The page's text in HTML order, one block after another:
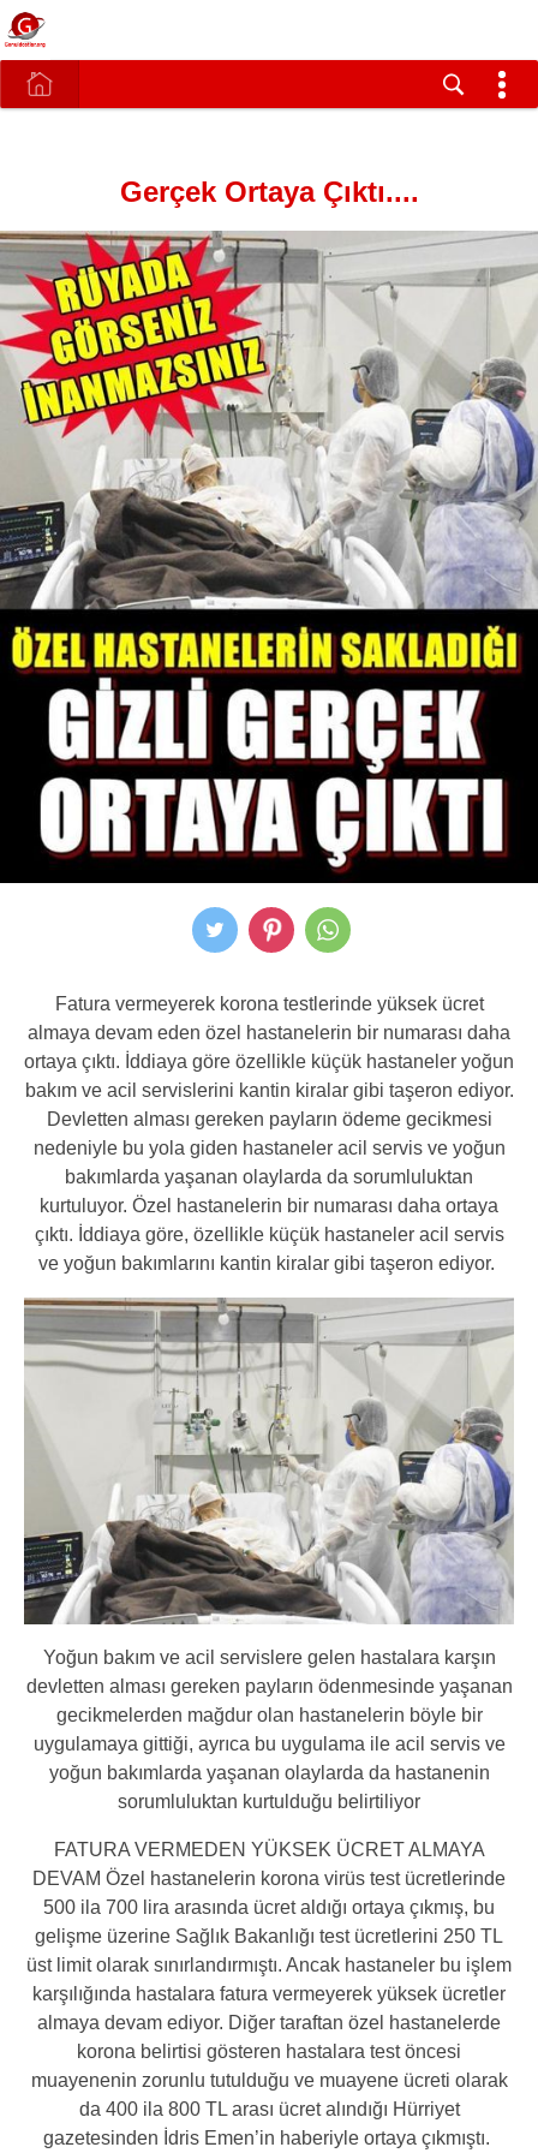
Gerçek Ortaya Çıktı....
Fatura vermeyerek korona testlerinde yüksek ücret
almaya devam eden özel hastanelerin bir numarası daha
ortaya çıktı. İddiaya göre özellikle küçük hastaneler yoğun
bakım ve acil servislerini kantin kiralar gibi taşeron ediyor.
Devletten alması gereken payların ödeme gecikmesi
nedeniyle bu yola giden hastaneler acil servis ve yoğun
bakımlarda yaşanan olaylarda da sorumluluktan
kurtuluyor. Özel hastanelerin bir numarası daha ortaya
çıktı. İddiaya göre, özellikle küçük hastaneler acil servis
ve yoğun bakımlarını kantin kiralar gibi taşeron ediyor.
Yoğun bakım ve acil servislere gelen hastalara karşın
devletten alması gereken payların ödenmesinde yaşanan
gecikmelerden mağdur olan hastanelerin böyle bir
uygulamaya gittiği, ayrıca bu uygulama ile acil servis ve
yoğun bakımlarda yaşanan olaylarda da hastanenin
sorumluluktan kurtulduğu belirtiliyor
FATURA VERMEDEN YÜKSEK ÜCRET ALMAYA
DEVAM Özel hastanelerin korona virüs test ücretlerinde
500 ila 700 lira arasında ücret aldığı ortaya çıkmış, bu
gelişme üzerine Sağlık Bakanlığı test ücretlerini 250 TL
üst limit olarak sınırlandırmıştı. Ancak hastaneler bu işlem
karşılığında hastalara fatura vermeyerek yüksek ücretler
almaya devam ediyor. Diğer taraftan özel hastanelerde
korona belirtisi gösteren hastalara test öncesi
muayenenin zorunlu tutulduğu ve muayene ücreti olarak
da 400 ila 800 TL arası ücret alındığı Hürriyet
gazetesinden İdris Emen’in haberiyle ortaya çıkmıştı.